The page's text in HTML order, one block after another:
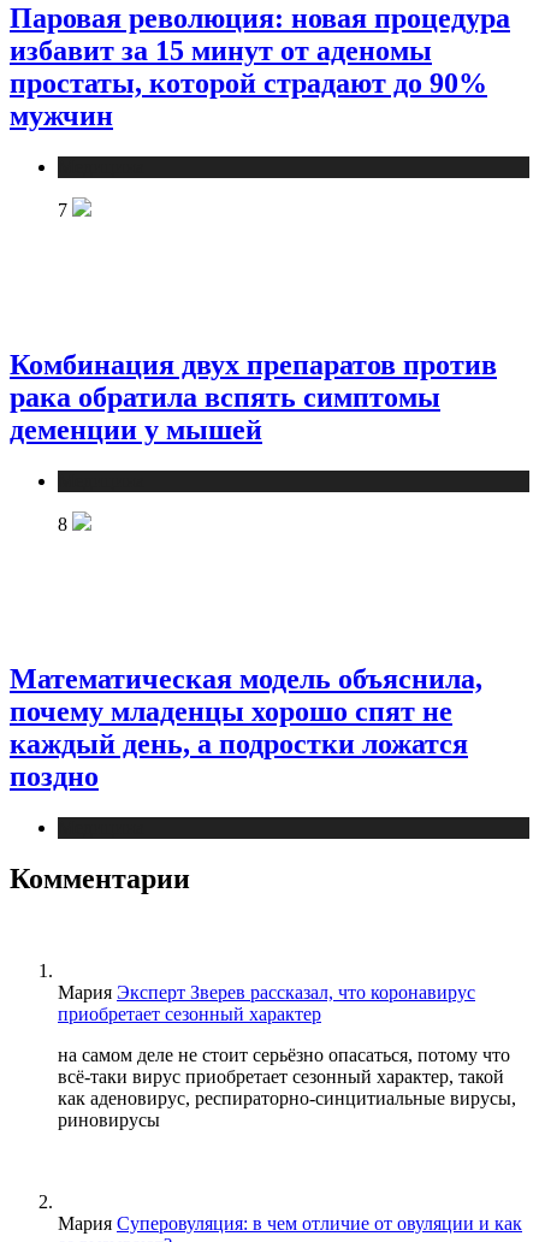
Паровая революция: новая процедура
избавит за 15 минут от аденомы
простаты, которой страдают до 90%
мужчин
7
Комбинация двух препаратов против
рака обратила вспять симптомы
деменции у мышей
8
Математическая модель объяснила,
почему младенцы хорошо спят не
каждый день, а подростки ложатся
поздно
Комментарии
Мария Эксперт Зверев рассказал, что коронавирус
приобретает сезонный характер
на самом деле не стоит серьёзно опасаться, потому что
всё-таки вирус приобретает сезонный характер, такой
как аденовирус, респираторно-синцитиальные вирусы,
риновирусы
Мария Суперовуляция: в чем отличие от овуляции и как